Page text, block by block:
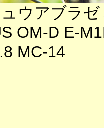
ウアブラゼ
OM-D E-
MC-14